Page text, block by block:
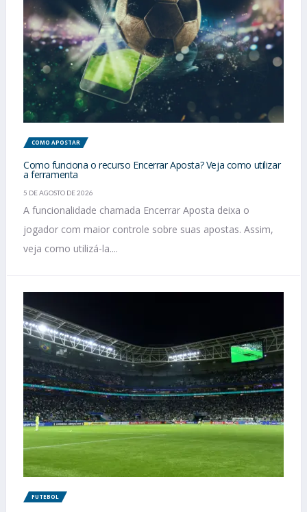
COMO APOSTAR
Como funciona o recurso Encerrar Aposta? Veja como utilizar
a ferramenta
5 DE AGOSTO DE 2026
A funcionalidade chamada Encerrar Aposta deixa o
jogador com maior controle sobre suas apostas. Assim,
veja como utilizá-la....
FUTEBOL